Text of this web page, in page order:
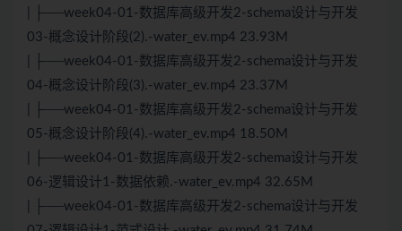
| ├──week04-01-数据库高级开发2-schema设计与开发
03-概念设计阶段(2).-water_ev.mp4 23.93M
| ├──week04-01-数据库高级开发2-schema设计与开发
04-概念设计阶段(3).-water_ev.mp4 23.37M
| ├──week04-01-数据库高级开发2-schema设计与开发
05-概念设计阶段(4).-water_ev.mp4 18.50M
| ├──week04-01-数据库高级开发2-schema设计与开发
06-逻辑设计1-数据依赖.-water_ev.mp4 32.65M
| ├──week04-01-数据库高级开发2-schema设计与开发